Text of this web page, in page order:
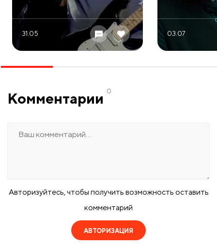
31.05 03.07
Комментарии 0
Авторизуйтесь, чтобы получить возможность оставить
комментарий
АВТОРИЗАЦИЯ